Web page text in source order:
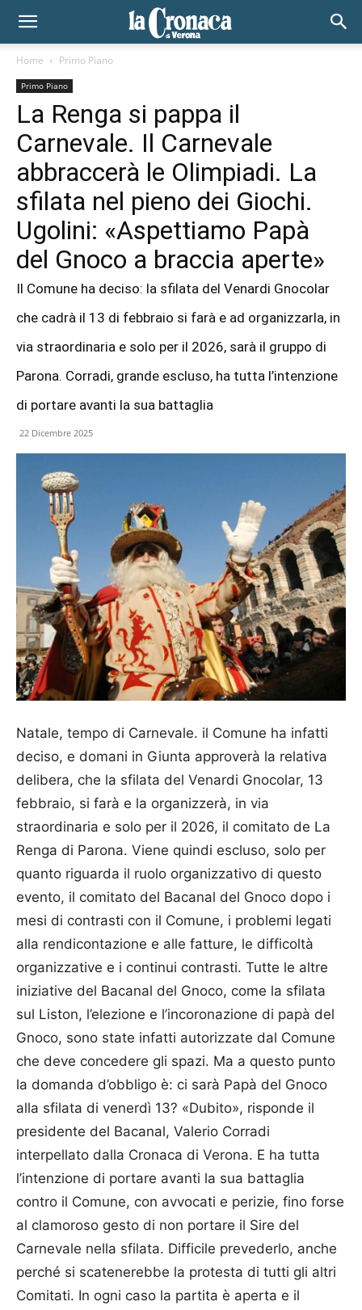
Home Primo Piano
Primo Piano
La Renga si pappa il
Carnevale. Il Carnevale
abbraccerà le Olimpiadi. La
sfilata nel pieno dei Giochi.
Ugolini: «Aspettiamo Papà
del Gnoco a braccia aperte»
Il Comune ha deciso: la sfilata del Venardi Gnocolar
che cadrà il 13 di febbraio si farà e ad organizzarla, in
via straordinaria e solo per il 2026, sarà il gruppo di
Parona. Corradi, grande escluso, ha tutta l’intenzione
di portare avanti la sua battaglia
22 Dicembre 2025
Natale, tempo di Carnevale. il Comune ha infatti
deciso, e domani in Giunta approverà la relativa
delibera, che la sfilata del Venardi Gnocolar, 13
febbraio, si farà e la organizzerà, in via
straordinaria e solo per il 2026, il comitato de La
Renga di Parona. Viene quindi escluso, solo per
quanto riguarda il ruolo organizzativo di questo
evento, il comitato del Bacanal del Gnoco dopo i
mesi di contrasti con il Comune, i problemi legati
alla rendicontazione e alle fatture, le difficoltà
organizzative e i continui contrasti. Tutte le altre
iniziative del Bacanal del Gnoco, come la sfilata
sul Liston, l’elezione e l’incoronazione di papà del
Gnoco, sono state infatti autorizzate dal Comune
che deve concedere gli spazi. Ma a questo punto
la domanda d’obbligo è: ci sarà Papà del Gnoco
alla sfilata di venerdì 13? «Dubito», risponde il
presidente del Bacanal, Valerio Corradi
interpellato dalla Cronaca di Verona. E ha tutta
l’intenzione di portare avanti la sua battaglia
contro il Comune, con avvocati e perizie, fino forse
al clamoroso gesto di non portare il Sire del
Carnevale nella sfilata. Difficile prevederlo, anche
perché si scatenerebbe la protesta di tutti gli altri
Comitati. In ogni caso la partita è aperta e il